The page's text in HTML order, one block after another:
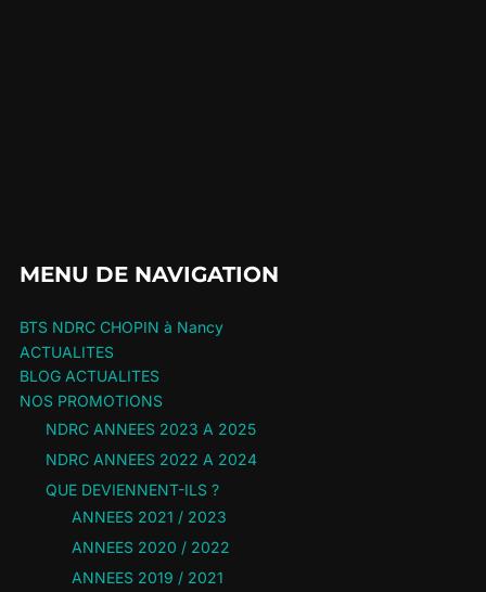
MENU DE NAVIGATION
BTS NDRC CHOPIN à Nancy
ACTUALITES
BLOG ACTUALITES
NOS PROMOTIONS
NDRC ANNEES 2023 A 2025
NDRC ANNEES 2022 A 2024
QUE DEVIENNENT-ILS ?
ANNEES 2021 / 2023
ANNEES 2020 / 2022
ANNEES 2019 / 2021